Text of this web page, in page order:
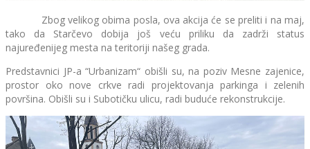
Zbog velikog obima posla, ova akcija će se preliti i na maj,
tako da Starčevo dobija još veću priliku da zadrži status
najuređenijeg mesta na teritoriji našeg grada.
Predstavnici JP-a “Urbanizam“ obišli su, na poziv Mesne zajenice,
prostor oko nove crkve radi projektovanja parkinga i zelenih
površina. Obišli su i Subotičku ulicu, radi buduće rekonstrukcije.